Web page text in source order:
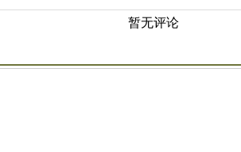
暂无评论